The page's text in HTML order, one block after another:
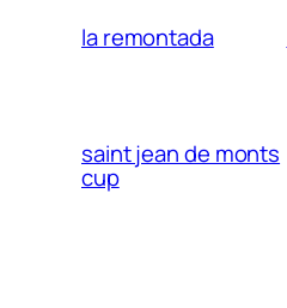
la remontada
saint jean de monts
cup